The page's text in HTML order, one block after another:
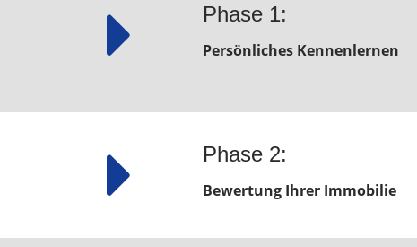
Phase 1:
Persönliches Kennenlernen
Phase 2:
Bewertung Ihrer Immobilie